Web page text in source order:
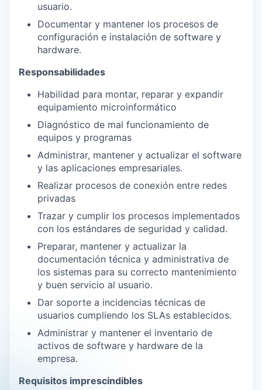
usuario.
Documentar y mantener los procesos de
configuración e instalación de software y
hardware.
Responsabilidades
Habilidad para montar, reparar y expandir
equipamiento microinformático
Diagnóstico de mal funcionamiento de
equipos y programas
Administrar, mantener y actualizar el software
y las aplicaciones empresariales.
Realizar procesos de conexión entre redes
privadas
Trazar y cumplir los procesos implementados
con los estándares de seguridad y calidad.
Preparar, mantener y actualizar la
documentación técnica y administrativa de
los sistemas para su correcto mantenimiento
y buen servicio al usuario.
Dar soporte a incidencias técnicas de
usuarios cumpliendo los SLAs establecidos.
Administrar y mantener el inventario de
activos de software y hardware de la
empresa.
Requisitos imprescindibles